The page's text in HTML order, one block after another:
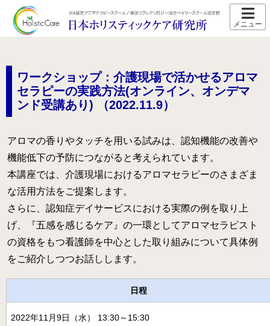
ワークショップ：介護現場で活かせるアロマ
セラピーの実践方法(オンライン、オンデマ
ンド受講あり) （2022.11.9）
アロマの香りやタッチを用いる試みは、認知機能の改善や
機能低下の予防につながると考えられています。
本講座では、介護現場におけるアロマセラピーのさまざま
な活用方法をご提案します。
さらに、認知症デイサービスにおける実際の例を取り上
げ、『五感を感じるケア』の一環としてアロマセラピスト
の資格をもつ看護師を中心とした取り組みについて具体例
をご紹介しつつお話しします。
日程
2022年11月9日（水） 13:30～15:30
当校の特長
卒業生の声
講師プロフィール
スクール通信
コース紹介
IFA認定 メディカルアロマテラピーコース【2026年5月開
講】
IFA認定 看護師対象 医療アロマテラピーコース【2026年5
様々な障害の方にアロマとタッチを用いるケアラー養成コ